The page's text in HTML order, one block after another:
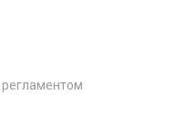
регламентом